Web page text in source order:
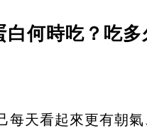
白何時吃？吃
每天看起來更有朝